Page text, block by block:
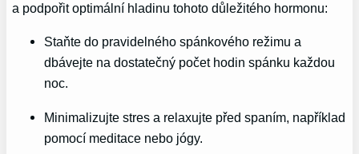
a podpořit optimální hladinu tohoto důležitého hormonu:
Staňte do pravidelného spánkového režimu a
dbávejte na dostatečný počet hodin spánku každou
noc.
Minimalizujte stres a relaxujte před spaním, například
pomocí meditace nebo jógy.